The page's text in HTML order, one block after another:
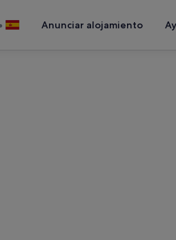
Anunciar alojamiento